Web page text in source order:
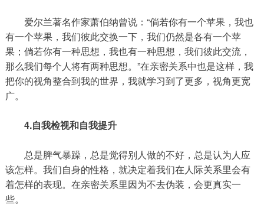
爱尔兰著名作家萧伯纳曾说：“倘若你有一个苹果，我也
有一个苹果，我们彼此交换一下，我们仍然是各有一个苹
果；倘若你有一种思想，我也有一种思想，我们彼此交流，
那么我们每个人将有两种思想。”在亲密关系中也是这样，我
把你的视角整合到我的世界，我就学习到了更多，视角更宽
广。
4.自我检视和自我提升
总是脾气暴躁，总是觉得别人做的不好，总是认为人应
该怎样。我们自身的性格，就决定着我们在人际关系里会有
着怎样的表现。在亲密关系里因为不去伪装，会更真实一
些。